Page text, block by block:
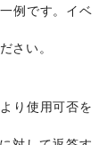
ス例です。イベ
さい。
り使用可否を